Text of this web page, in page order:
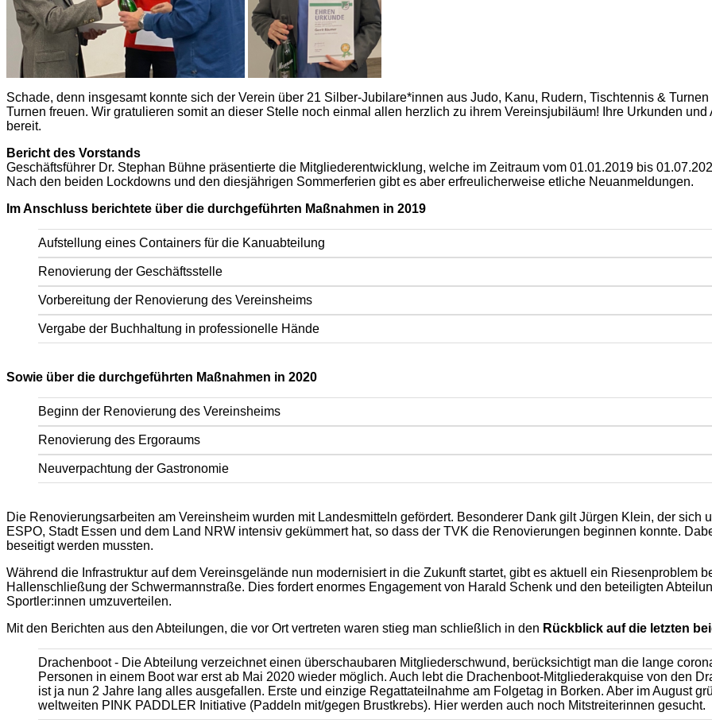
Schade, denn insgesamt konnte sich der Verein über 21 Silber-Jubilare*innen aus Judo, Kanu, Rudern, Tischtennis &
Turnen freuen. Wir gratulieren somit an dieser Stelle noch einmal allen herzlich zu ihrem Vereinsjubiläum! Ihre Urkunden
bereit.
Bericht des Vorstands
Geschäftsführer Dr. Stephan Bühne präsentierte die Mitgliederentwicklung, welche im Zeitraum vom 01.01.2019 bis
Nach den beiden Lockdowns und den diesjährigen Sommerferien gibt es aber erfreulicherweise etliche Neuanmeldungen.
Im Anschluss berichtete über die durchgeführten Maßnahmen in 2019
Aufstellung eines Containers für die Kanuabteilung
Renovierung der Geschäftsstelle
Vorbereitung der Renovierung des Vereinsheims
Vergabe der Buchhaltung in professionelle Hände
Sowie über die durchgeführten Maßnahmen in 2020
Beginn der Renovierung des Vereinsheims
Renovierung des Ergoraums
Neuverpachtung der Gastronomie
Die Renovierungsarbeiten am Vereinsheim wurden mit Landesmitteln gefördert. Besonderer Dank gilt Jürgen Klein, der
ESPO, Stadt Essen und dem Land NRW intensiv gekümmert hat, so dass der TVK die Renovierungen beginnen konnte.
beseitigt werden mussten.
Während die Infrastruktur auf dem Vereinsgelände nun modernisiert in die Zukunft startet, gibt es aktuell ein Riesenproblem
Hallenschließung der Schwermannstraße. Dies fordert enormes Engagement von Harald Schenk und den beteiligten
Sportler:innen umzuverteilen.
Mit den Berichten aus den Abteilungen, die vor Ort vertreten waren stieg man schließlich in den Rückblick auf die letzten
Drachenboot - Die Abteilung verzeichnet einen überschaubaren Mitgliederschwund, berücksichtigt man die lange
Personen in einem Boot war erst ab Mai 2020 wieder möglich. Auch lebt die Drachenboot-Mitgliederakquise von den
ist ja nun 2 Jahre lang alles ausgefallen. Erste und einzige Regattateilnahme am Folgetag in Borken. Aber im August
weltweiten PINK PADDLER Initiative (Paddeln mit/gegen Brustkrebs). Hier werden auch noch Mitstreiterinnen gesucht.